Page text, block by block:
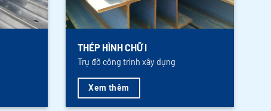
THÉP HÌNH CHỮ I
Trụ đỡ công trình xây dựng
Xem thêm